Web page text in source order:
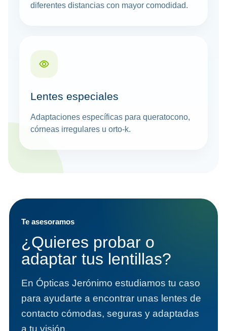
diferentes distancias con mayor comodidad.
Lentes especiales
Adaptaciones específicas para queratocono,
córneas irregulares u orto-k.
Te asesoramos
¿Quieres probar o
adaptar tus lentillas?
En Ópticas Jerónimo estudiamos tu caso
para ayudarte a encontrar unas lentes de
contacto cómodas, seguras y adaptadas
a tu visión.